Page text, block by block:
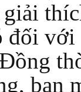
đối với
bạn